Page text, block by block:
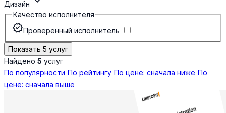
Дизайн
Качество исполнителя
verifiedПроверенный исполнитель
Показать 5 услуг
Найдено 5 услуг
По популярности По рейтингу По цене: сначала ниже По
цене: сначала выше